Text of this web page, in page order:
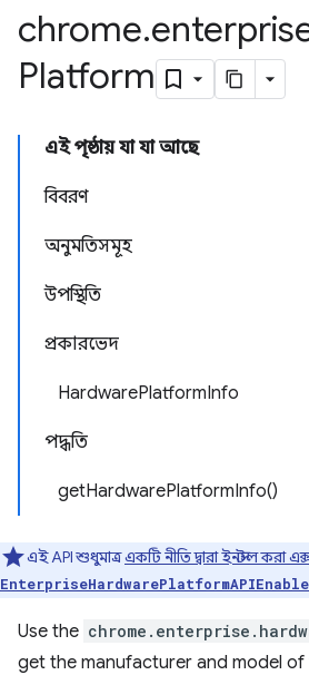
chrome.
Platform
এই পৃষ্ঠায় যা যা আছে
বিবরণ
অনুমতিসমূহ
উপস্থিতি
প্রকারভেদ
HardwarePlatformInfo
পদ্ধতি
getHardwarePlatformInfo()
এই API শুধুমাত্রএকটি নীতি দ্বারা ইনস্টল করা
Use the
get the manufacturer and model